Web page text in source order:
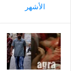
الأشهر